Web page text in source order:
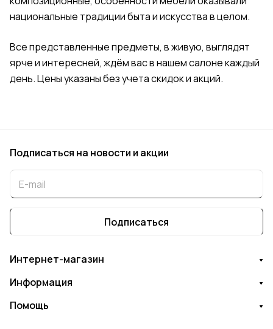
национальные традициибыта иискусствав целом.
Все представленные предметы, в живую, выглядят
ярче и интересней, ждём вас в нашем салоне каждый
день. Цены указаны без учета скидок и акций.
Подписаться на новости и акции
Подписаться
Интернет-магазин
Информация
Помощь